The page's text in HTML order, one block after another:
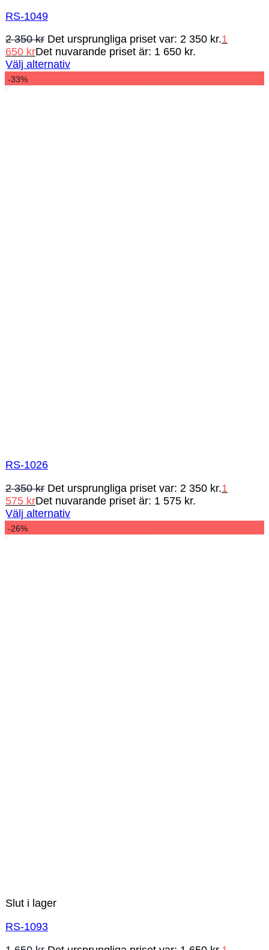
RS-1049
2 350kr Det ursprungliga priset var: 2 350 kr.1
650 krDet nuvarande priset är: 1 650 kr.
Välj alternativ
-33%
RS-1026
2 350kr Det ursprungliga priset var: 2 350 kr.1
575 krDet nuvarande priset är: 1 575 kr.
Välj alternativ
-26%
Slut i lager
RS-1093